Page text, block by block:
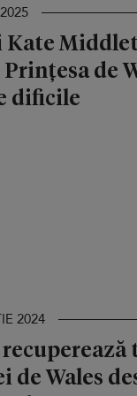
Kate
de
dificile
2024
Wales